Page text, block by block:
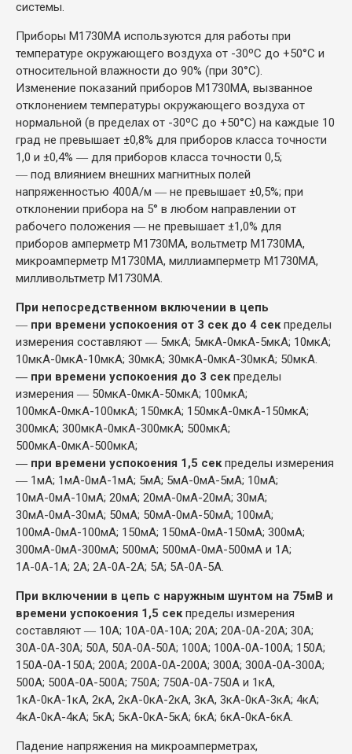
системы.
Приборы М1730МА используются для работы при
температуре окружающего воздуха от -30ºС до +50°С и
относительной влажности до 90% (при 30°С).
Изменение показаний приборов М1730МА, вызванное
отклонением температуры окружающего воздуха от
нормальной (в пределах от -30ºС до +50°С) на каждые 10
град не превышает ±0,8% для приборов класса точности
1,0 и ±0,4% ― для приборов класса точности 0,5;
― под влиянием внешних магнитных полей
напряженностью 400А/м ― не превышает ±0,5%; при
отклонении прибора на 5° в любом направлении от
рабочего положения ― не превышает ±1,0% для
приборов амперметр М1730МА, вольтметр М1730МА,
микроамперметр М1730МА, миллиамперметр М1730МА,
милливольтметр М1730МА.
При непосредственном включении в цепь
― при времени успокоения от 3 сек до 4 секпределы
измерения составляют ― 5мкА; 5мкА-0мкА-5мкА; 10мкА;
10мкА-0мкА-10мкА; 30мкА; 30мкА-0мкА-30мкА; 50мкА.
― при времени успокоения до 3 секпределы
измерения ― 50мкА-0мкА-50мкА; 100мкА;
100мкА-0мкА-100мкА; 150мкА; 150мкА-0мкА-150мкА;
300мкА; 300мкА-0мкА-300мкА; 500мкА;
500мкА-0мкА-500мкА;
― при времени успокоения 1,5 секпределы измерения
― 1мА; 1мА-0мА-1мА; 5мА; 5мА-0мА-5мА; 10мА;
10мА-0мА-10мА; 20мА; 20мА-0мА-20мА; 30мА;
30мА-0мА-30мА; 50мА; 50мА-0мА-50мА; 100мА;
100мА-0мА-100мА; 150мА; 150мА-0мА-150мА; 300мА;
300мА-0мА-300мА; 500мА; 500мА-0мА-500мА и 1А;
1А-0А-1А; 2А; 2А-0А-2А; 5А; 5А-0А-5А.
При включении в цепь с наружным шунтом на 75мВ и
времени успокоения 1,5 секпределы измерения
составляют ― 10А; 10А-0А-10А; 20А; 20А-0А-20А; 30А;
30А-0А-30А; 50А, 50А-0А-50А; 100А; 100А-0А-100А; 150А;
150А-0А-150А; 200А; 200А-0А-200А; 300А; 300А-0А-300А;
500А; 500А-0А-500А; 750А; 750А-0А-750А и 1кА,
1кА-0кА-1кА, 2кА, 2кА-0кА-2кА, 3кА, 3кА-0кА-3кА; 4кА;
4кА-0кА-4кА; 5кА; 5кА-0кА-5кА; 6кА; 6кА-0кА-6кА.
Падение напряжения на микроамперметрах,